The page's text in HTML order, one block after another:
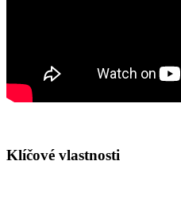
Klíčové vlastnosti